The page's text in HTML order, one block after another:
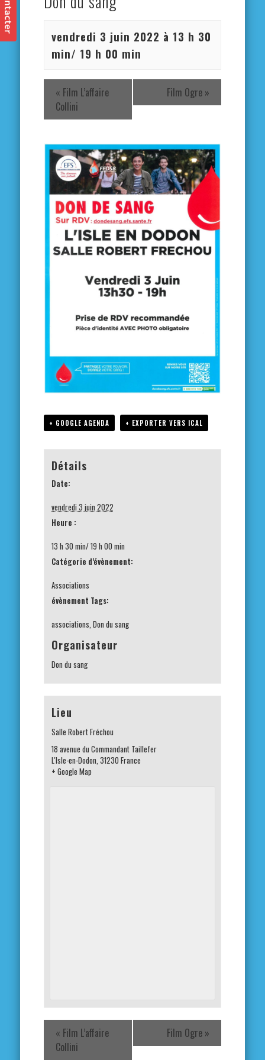
vendredi 3 juin 2022 à 13 h 30
min/ 19 h 00 min
« Film L’affaire
Collini
Film Ogre »
+ GOOGLE AGENDA + EXPORTER VERS ICAL
Détails
Date:
vendredi 3 juin 2022
Heure :
13 h 30 min/ 19 h 00 min
Catégorie d’évènement:
Associations
évènement Tags:
associations, Don du sang
Organisateur
Don du sang
Lieu
Salle Robert Fréchou
18 avenue du Commandant Taillefer
L'Isle-en-Dodon, 31230 France
+ Google Map
« Film L’affaire
Collini
Film Ogre »